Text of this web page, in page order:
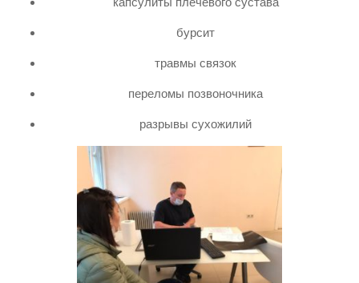
бурсит
травмы связок
переломы позвоночника
разрывы сухожилий